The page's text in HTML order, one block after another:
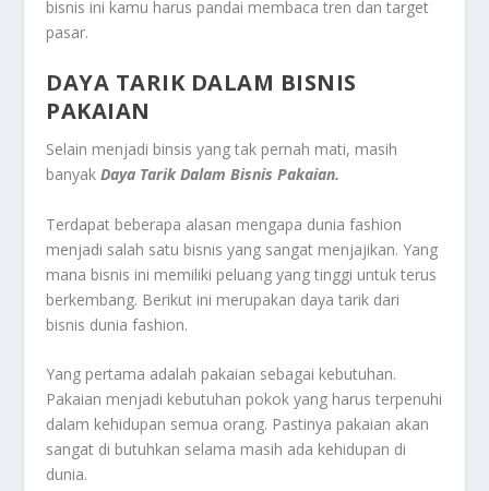
bisnis ini kamu harus pandai membaca tren dan target
pasar.
DAYA TARIK DALAM BISNIS
PAKAIAN
Selain menjadi binsis yang tak pernah mati, masih
banyakDaya Tarik Dalam Bisnis Pakaian.
Terdapat beberapa alasan mengapa dunia fashion
menjadi salah satu bisnis yang sangat menjajikan. Yang
mana bisnis ini memiliki peluang yang tinggi untuk terus
berkembang. Berikut ini merupakan daya tarik dari
bisnis dunia fashion.
Yang pertama adalah pakaian sebagai kebutuhan.
Pakaian menjadi kebutuhan pokok yang harus terpenuhi
dalam kehidupan semua orang. Pastinya pakaian akan
sangat di butuhkan selama masih ada kehidupan di
dunia.